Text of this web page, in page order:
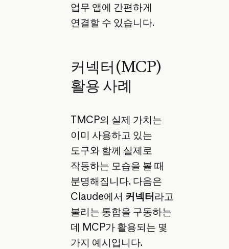
업무 앱에 간편하게
연결할 수 있습니다.
커넥터(MCP)
활용 사례
TMCP의 실제 가치는
이미 사용하고 있는
도구와 함께 실제로
작동하는 모습을 볼 때
분명해집니다. 다음은
Claude에서 커넥터라고
불리는 통합을 구동하는
데 MCP가 활용되는 몇
가지 예시입니다.